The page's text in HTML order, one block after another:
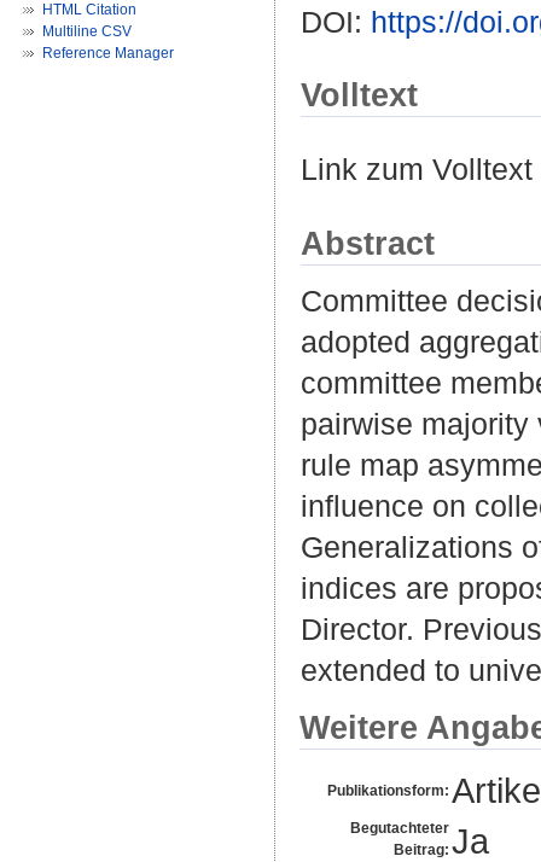
HTML Citation
Multiline CSV
Reference Manager
DOI: https://
Volltext
Link zum
Abstract
Committee
adopted
committee
pairwise majority
rule map
influence on
Generalizations
indices are
Director.
extended to
Weitere
Publikationsform:
Begutachteter
Beitrag: Ja